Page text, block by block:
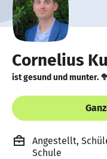
Cornelius
ist gesund und munter. 🥦
Angestellt,
Schule